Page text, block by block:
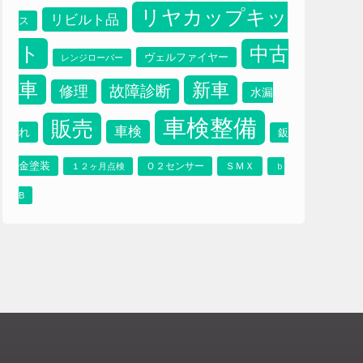
プラッツ
ス リビルト品
リヤカップキッ
ト
レンジローバー ヴェルファイヤー
中古
車
修理 故障診断 新車 水漏
れ 販売 車検 車検整備 鈑
金塗装 １２ヶ月点検 Ｏ２センサー ＳＭＸ ｂ
B